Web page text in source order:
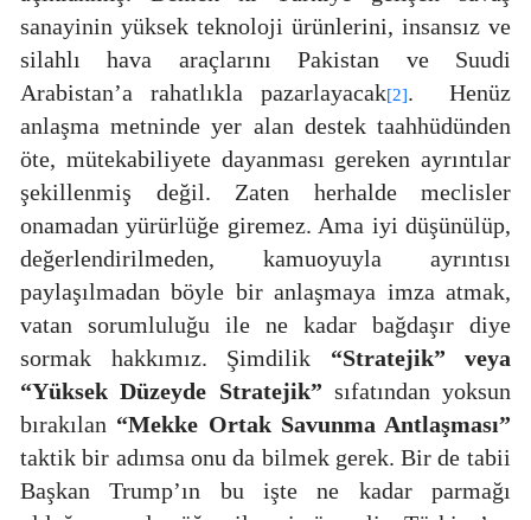
sanayinin yüksek teknoloji ürünlerini, insansız ve
silahlı hava araçlarını Pakistan ve Suudi
Arabistan’a rahatlıkla pazarlayacak[2].
Henüz
anlaşma metninde yer alan destek taahhüdünden
öte, mütekabiliyete dayanması gereken ayrıntılar
şekillenmiş değil. Zaten herhalde meclisler
onamadan yürürlüğe giremez. Ama iyi düşünülüp,
değerlendirilmeden, kamuoyuyla ayrıntısı
paylaşılmadan böyle bir anlaşmaya imza atmak,
vatan sorumluluğu ile ne kadar bağdaşır diye
sormak hakkımız. Şimdilik “Stratejik” veya
“Yüksek Düzeyde Stratejik” sıfatından yoksun
bırakılan “Mekke Ortak Savunma Antlaşması”
taktik bir adımsa onu da bilmek gerek. Bir de tabii
Başkan Trump’ın bu işte ne kadar parmağı